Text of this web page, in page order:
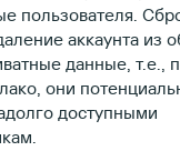
пользователя.
аккаунта из
данные, т.е.,
они
доступными